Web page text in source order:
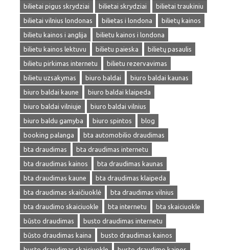
bilietai pigus skrydziai
bilietai skrydziai
bilietai traukiniu
bilietai vilnius londonas
bilietas i londona
bilietų kainos
bilietu kainos i anglija
bilietu kainos i londona
bilietu kainos lektuvu
bilietu paieska
bilietų pasaulis
bilietu pirkimas internetu
bilietu rezervavimas
bilietu uzsakymas
biuro baldai
biuro baldai kaunas
biuro baldai kaune
biuro baldai klaipeda
biuro baldai vilniuje
biuro baldai vilnius
biuro baldu gamyba
biuro spintos
blog
booking palanga
bta automobilio draudimas
bta draudimas
bta draudimas internetu
bta draudimas kainos
bta draudimas kaunas
bta draudimas kaune
bta draudimas klaipeda
bta draudimas skaičiuoklė
bta draudimas vilnius
bta draudimo skaiciuokle
bta internetu
bta skaiciuokle
būsto draudimas
busto draudimas internetu
būsto draudimas kaina
busto draudimas kainos